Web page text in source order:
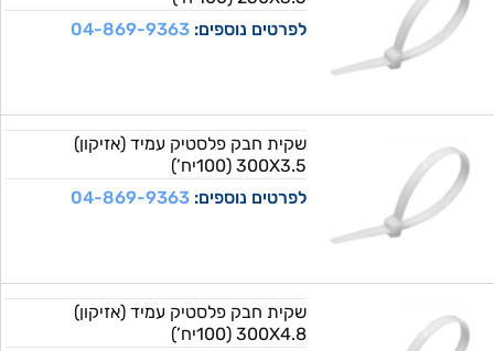
לפרטים נוספים:04-869-9363
שקית חבק פלסטיק עמיד (אזיקון)
300X3.5 (100יח’)
לפרטים נוספים:04-869-9363
שקית חבק פלסטיק עמיד (אזיקון)
300X4.8 (100יח’)